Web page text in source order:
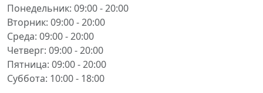
Понедельник: 09:00 - 20:00
Вторник: 09:00 - 20:00
Среда: 09:00 - 20:00
Четверг: 09:00 - 20:00
Пятница: 09:00 - 20:00
Суббота: 10:00 - 18:00